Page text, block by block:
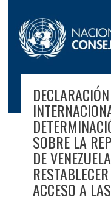
SOBRE LA
DE
ACCESO A